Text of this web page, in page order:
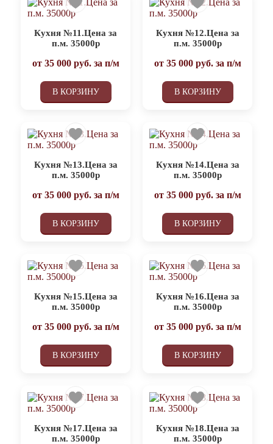
Кухня №11.Цена за
п.м. 35000р
от 35 000руб. за п/м
В КОРЗИНУ
Кухня №12.Цена за
п.м. 35000р
от 35 000руб. за п/м
В КОРЗИНУ
Кухня №13.Цена за
п.м. 35000р
от 35 000руб. за п/м
В КОРЗИНУ
Кухня №14.Цена за
п.м. 35000р
от 35 000руб. за п/м
В КОРЗИНУ
Кухня №15.Цена за
п.м. 35000р
от 35 000руб. за п/м
В КОРЗИНУ
Кухня №16.Цена за
п.м. 35000р
от 35 000руб. за п/м
В КОРЗИНУ
Кухня №17.Цена за
п.м. 35000р
Кухня №18.Цена за
п.м. 35000р